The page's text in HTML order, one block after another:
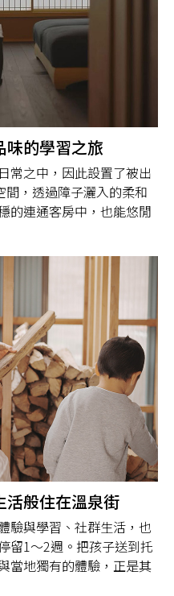
味的學習之旅
常之中，因此設置了被出
，透過障子灑入的柔和
的連通客房中，也能悠閒
活般住在溫泉街
驗與學習、社群生活，也
留1～2週。把孩子送到托
當地獨有的體驗，正是其